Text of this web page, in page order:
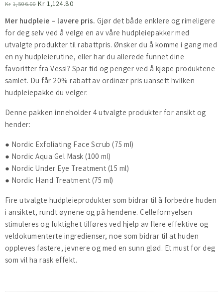
Kr 1,506.00 Kr 1,124.80
Mer hudpleie – lavere pris. Gjør det både enklere og rimeligere
for deg selv ved å velge en av våre hudpleiepakker med
utvalgte produkter til rabattpris. Ønsker du å komme i gang med
en ny hudpleierutine, eller har du allerede funnet dine
favoritter fra Vessi? Spar tid og penger ved å kjøpe produktene
samlet. Du får 20% rabatt av ordinær pris uansett hvilken
hudpleiepakke du velger.
Denne pakken inneholder 4 utvalgte produkter for ansikt og
hender:
● Nordic Exfoliating Face Scrub (75 ml)
● Nordic Aqua Gel Mask (100 ml)
● Nordic Under Eye Treatment (15 ml)
● Nordic Hand Treatment (75 ml)
Fire utvalgte hudpleieprodukter som bidrar til å forbedre huden
i ansiktet, rundt øynene og på hendene. Cellefornyelsen
stimuleres og fuktighet tilføres ved hjelp av flere effektive og
veldokumenterte ingredienser, noe som bidrar til at huden
oppleves fastere, jevnere og med en sunn glød. Et must for deg
som vil ha rask effekt.